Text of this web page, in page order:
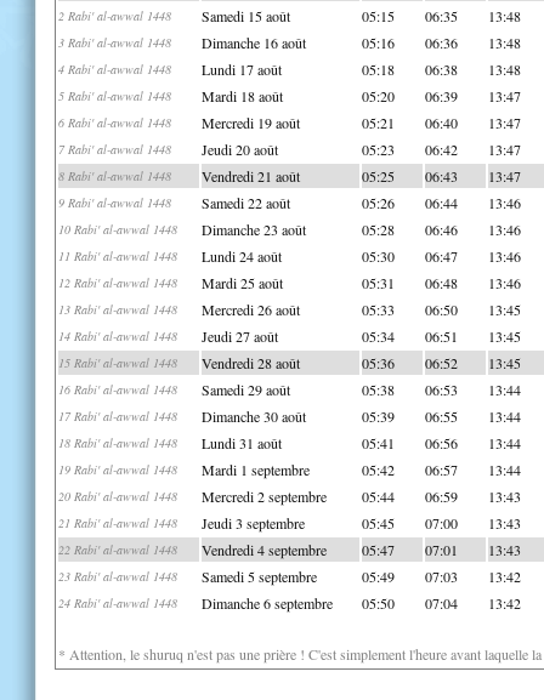
2 Rabi' al-awwal 1448 Samedi 15 août 05:15 06:35 13:48
3 Rabi' al-awwal 1448 Dimanche 16 août 05:16 06:36 13:48
4 Rabi' al-awwal 1448 Lundi 17 août 05:18 06:38 13:48
5 Rabi' al-awwal 1448 Mardi 18 août 05:20 06:39 13:47
6 Rabi' al-awwal 1448 Mercredi 19 août 05:21 06:40 13:47
7 Rabi' al-awwal 1448 Jeudi 20 août 05:23 06:42 13:47
8 Rabi' al-awwal 1448 Vendredi 21 août 05:25 06:43 13:47
9 Rabi' al-awwal 1448 Samedi 22 août 05:26 06:44 13:46
10 Rabi' al-awwal 1448 Dimanche 23 août 05:28 06:46 13:46
11 Rabi' al-awwal 1448 Lundi 24 août 05:30 06:47 13:46
12 Rabi' al-awwal 1448 Mardi 25 août 05:31 06:48 13:46
13 Rabi' al-awwal 1448 Mercredi 26 août 05:33 06:50 13:45
14 Rabi' al-awwal 1448 Jeudi 27 août 05:34 06:51 13:45
15 Rabi' al-awwal 1448 Vendredi 28 août 05:36 06:52 13:45
16 Rabi' al-awwal 1448 Samedi 29 août 05:38 06:53 13:44
17 Rabi' al-awwal 1448 Dimanche 30 août 05:39 06:55 13:44
18 Rabi' al-awwal 1448 Lundi 31 août 05:41 06:56 13:44
19 Rabi' al-awwal 1448 Mardi 1 septembre 05:42 06:57 13:44
20 Rabi' al-awwal 1448 Mercredi 2 septembre 05:44 06:59 13:43
21 Rabi' al-awwal 1448 Jeudi 3 septembre 05:45 07:00 13:43
22 Rabi' al-awwal 1448 Vendredi 4 septembre 05:47 07:01 13:43
23 Rabi' al-awwal 1448 Samedi 5 septembre 05:49 07:03 13:42
24 Rabi' al-awwal 1448 Dimanche 6 septembre 05:50 07:04 13:42
* Attention, le shuruq n'est pas une prière ! C'est simplement l'heure avant laquelle